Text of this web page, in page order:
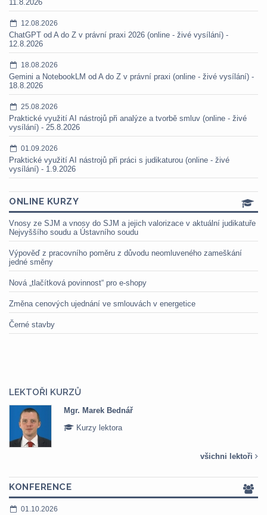
11.8.2026
12.08.2026
ChatGPT od A do Z v právní praxi 2026 (online - živé vysílání) -
12.8.2026
18.08.2026
Gemini a NotebookLM od A do Z v právní praxi (online - živé vysílání) -
18.8.2026
25.08.2026
Praktické využití AI nástrojů při analýze a tvorbě smluv (online - živé
vysílání) - 25.8.2026
01.09.2026
Praktické využití AI nástrojů při práci s judikaturou (online - živé
vysílání) - 1.9.2026
ONLINE KURZY
Vnosy ze SJM a vnosy do SJM a jejich valorizace v aktuální judikatuře
Nejvyššího soudu a Ústavního soudu
Výpověď z pracovního poměru z důvodu neomluveného zameškání
jedné směny
Nová „tlačítková povinnost“ pro e-shopy
Změna cenových ujednání ve smlouvách v energetice
Černé stavby
LEKTOŘI KURZŮ
Mgr. Marek Bednář
Kurzy lektora
všichni lektoři
KONFERENCE
01.10.2026